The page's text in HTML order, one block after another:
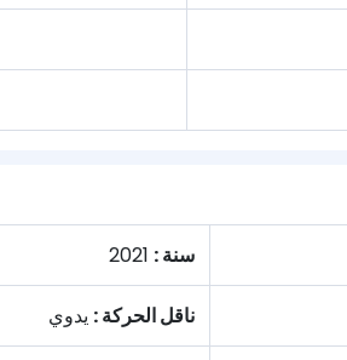
سنة :
ناقل الحركة : يدوي